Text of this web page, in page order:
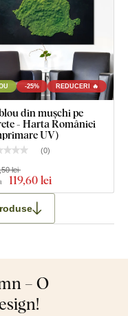
-25% REDUCERI 🔥
din mușchi pe
- Harta României
UV)
(0)
119,60 lei
lei
– O